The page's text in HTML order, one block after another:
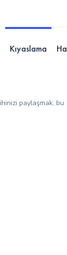
Kıyaslama
paylaşmak, bu